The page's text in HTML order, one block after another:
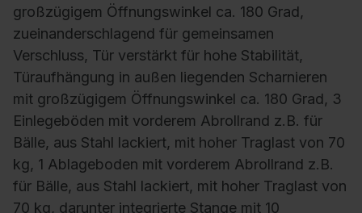
großzügigem Öffnungswinkel ca. 180 Grad,
zueinanderschlagend für gemeinsamen
Verschluss, Tür verstärkt für hohe Stabilität,
Türaufhängung in außen liegenden Scharnieren
mit großzügigem Öffnungswinkel ca. 180 Grad, 3
Einlegeböden mit vorderem Abrollrand z.B. für
Bälle, aus Stahl lackiert, mit hoher Traglast von 70
kg, 1 Ablageboden mit vorderem Abrollrand z.B.
für Bälle, aus Stahl lackiert, mit hoher Traglast von
70 kg, darunter integrierte Stange mit 10